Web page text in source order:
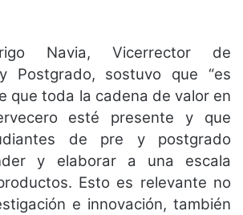
Navia, Vicerrector de
Postgrado, sostuvo que “es
que toda la cadena de valor en
esté presente y que
de pre y postgrado
y elaborar a una escala
Esto es relevante no
e innovación, también